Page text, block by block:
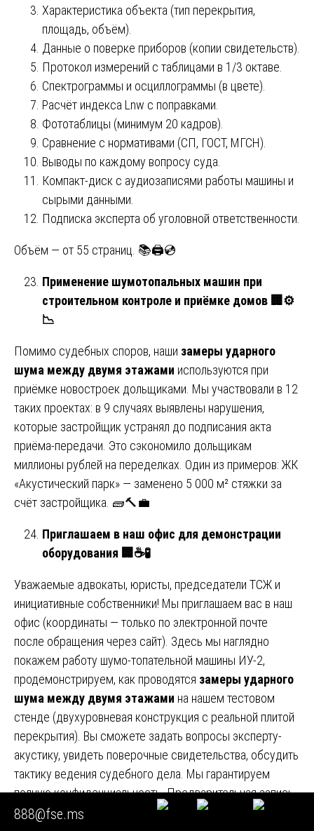
Характеристика объекта (тип перекрытия,
площадь, объём).
Данные о поверке приборов (копии свидетельств).
Протокол измерений с таблицами в 1/3 октаве.
Спектрограммы и осциллограммы (в цвете).
Расчёт индекса Lnw с поправками.
Фототаблицы (минимум 20 кадров).
Сравнение с нормативами (СП, ГОСТ, МГСН).
Выводы по каждому вопросу суда.
Компакт-диск с аудиозаписями работы машины и
сырыми данными.
Подписка эксперта об уголовной ответственности.
Объём — от 55 страниц. 📚🖨️💿
Применение шумотопальных машин при
строительном контроле и приёмке домов 🏢⚙️
📉
Помимо судебных споров, наши замеры ударного
шума между двумя этажами используются при
приёмке новостроек дольщиками. Мы участвовали в 12
таких проектах: в 9 случаях выявлены нарушения,
которые застройщик устранял до подписания акта
приёма-передачи. Это сэкономило дольщикам
миллионы рублей на переделках. Один из примеров: ЖК
«Акустический парк» — заменено 5 000 м² стяжки за
счёт застройщика. 🧱🔨💼
Приглашаем в наш офис для демонстрации
оборудования 🏢☕🧪
Уважаемые адвокаты, юристы, председатели ТСЖ и
инициативные собственники! Мы приглашаем вас в наш
офис (координаты — только по электронной почте
после обращения через сайт). Здесь мы наглядно
покажем работу шумо-топательной машины ИУ-2,
продемонстрируем, как проводятся замеры ударного
шума между двумя этажами на нашем тестовом
стенде (двухуровневая конструкция с реальной плитой
перекрытия). Вы сможете задать вопросы эксперту-
акустику, увидеть поверочные свидетельства, обсудить
тактику ведения судебного дела. Мы гарантируем
полную конфиденциальность. Предварительная запись
— через форму на сайте. 🚪🪑🔊➡️🤝
888@fse.ms